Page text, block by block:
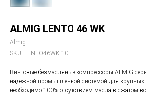
ALMIG LENTO 46 WK
Almig
SKU: LENTO46WK-10
Винтовые безмасляные компрессоры ALMiG
надёжной промышленной системой для
необходимо 100% отсутствием масла в сжатом